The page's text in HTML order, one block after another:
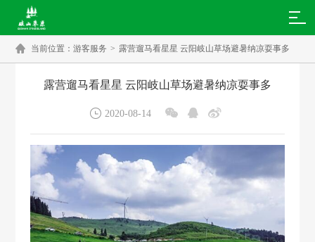
 当前位置：游客服务 > 露营遛马看星星 云阳岐山草场避暑纳凉耍事多
露营遛马看星星 云阳岐山草场避暑纳凉耍事多
 2020-08-14   